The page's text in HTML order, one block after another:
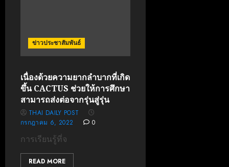
ข่าวประชาสัมพันธ์
เนื่องด้วยความยากลำบากที่เกิด
ขึ้น CACTUS ช่วยให้การศึกษา
สามารถส่งต่อจากรุ่นสู่รุ่น
THAI DAILY POST
กรกฎาคม 6, 2022
0
การเรียนรู้ที่จ
READ MORE